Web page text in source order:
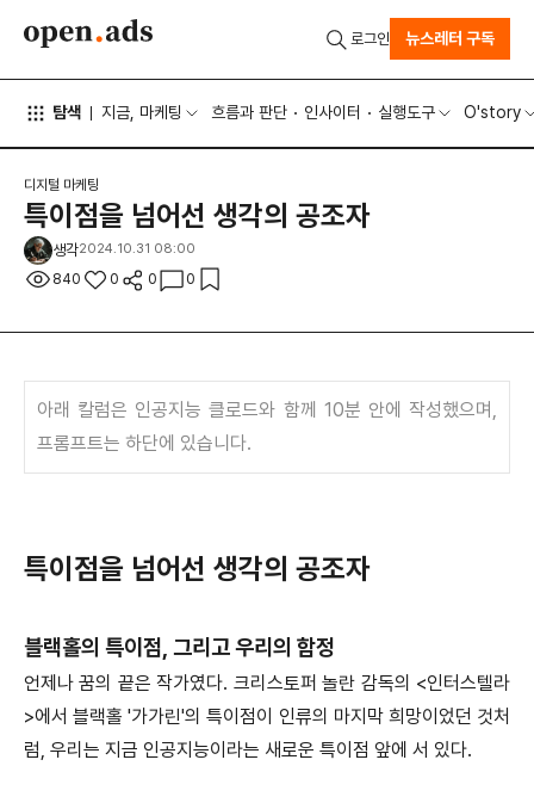
탐색 지금, 마케팅 흐름과 판단 인사이터 실행도구 O'story
로그인 뉴스레터 구독
디지털 마케팅
특이점을 넘어선 생각의 공조자
생각2024.10.31 08:00
840 0 0 0
아래 칼럼은 인공지능 클로드와 함께 10분 안에 작성했으며,
프롬프트는 하단에 있습니다.
특이점을 넘어선 생각의 공조자
블랙홀의 특이점, 그리고 우리의 함정
언제나 꿈의 끝은 작가였다. 크리스토퍼 놀란 감독의 <인터스텔라
>에서 블랙홀 '가가린'의 특이점이 인류의 마지막 희망이었던 것처
럼, 우리는 지금 인공지능이라는 새로운 특이점 앞에 서 있다.